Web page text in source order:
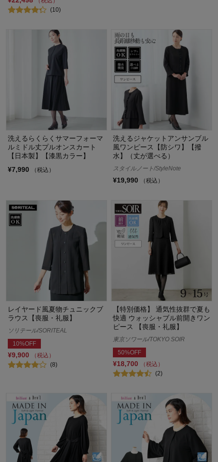
(10)
洗えるらくらくサマーフォーマ
ルミドル丈プルオンスカート
【日本製】【漆黒カラー】
¥7,990
（税込）
洗えるジャケットアンサンブル
風ワンピース【防シワ】【撥
水】（丈が選べる）
スタイルノート/StyleNote
¥19,990 （税込）
レイヤード風夏物チュニックブ
ラウス【喪服・礼服】
ソリテール/SORITEAL
10%OFF
¥9,900
（税込）
(8)
【特別価格】 通気性抜群で夏も
快適 ウォッシャブル前開きワン
ピース 【喪服・礼服】
東京ソワール/TOKYO SOIR
50%OFF
¥18,700
（税込）
(2)